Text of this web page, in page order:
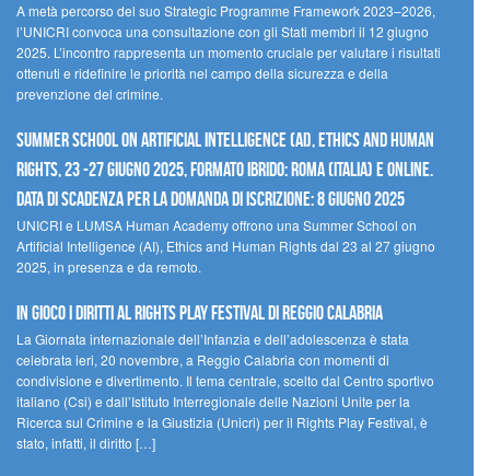
A metà percorso del suo Strategic Programme Framework 2023–2026,
l’UNICRI convoca una consultazione con gli Stati membri il 12 giugno
2025. L’incontro rappresenta un momento cruciale per valutare i risultati
ottenuti e ridefinire le priorità nel campo della sicurezza e della
prevenzione del crimine.
Summer School on Artificial Intelligence (AI), Ethics and Human
Rights, 23 -27 giugno 2025, Formato Ibrido: Roma (Italia) e online.
Data di scadenza per la domanda di iscrizione: 8 giugno 2025
UNICRI e LUMSA Human Academy offrono una Summer School on
Artificial Intelligence (AI), Ethics and Human Rights dal 23 al 27 giugno
2025, in presenza e da remoto.
In gioco i diritti al Rights Play Festival di Reggio Calabria
La Giornata internazionale dell’Infanzia e dell’adolescenza è stata
celebrata ieri, 20 novembre, a Reggio Calabria con momenti di
condivisione e divertimento. Il tema centrale, scelto dal Centro sportivo
italiano (Csi) e dall’Istituto Interregionale delle Nazioni Unite per la
Ricerca sul Crimine e la Giustizia (Unicri) per il Rights Play Festival, è
stato, infatti, il diritto […]